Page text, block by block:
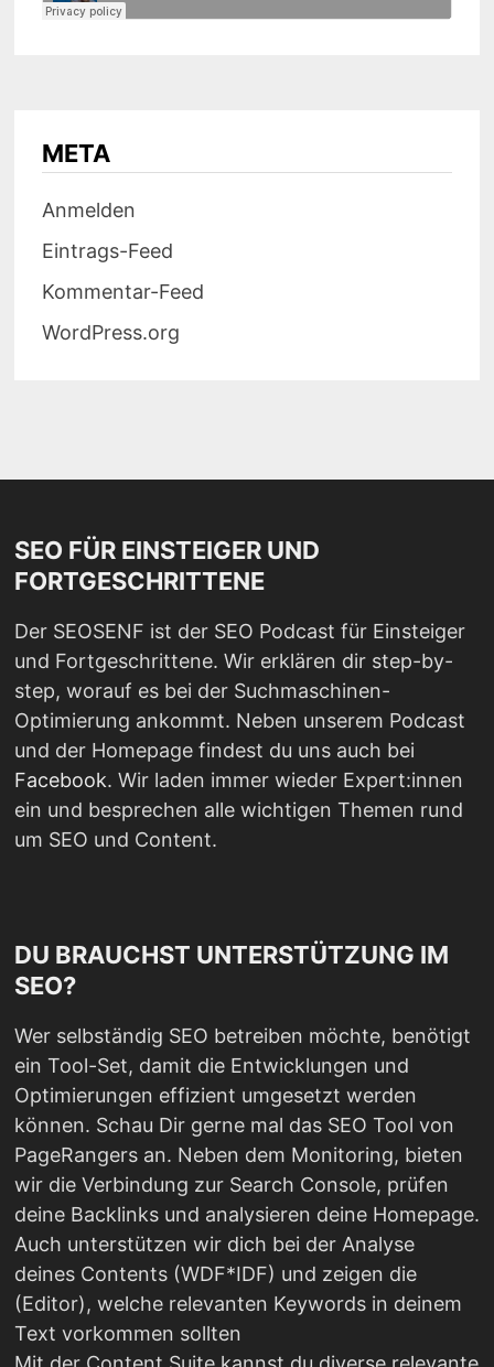
META
Anmelden
Eintrags-Feed
Kommentar-Feed
WordPress.org
SEO FÜR EINSTEIGER UND
FORTGESCHRITTENE
Der SEOSENF ist der SEO Podcast für Einsteiger
und Fortgeschrittene. Wir erklären dir step-by-
step, worauf es bei der Suchmaschinen-
Optimierung ankommt. Neben unserem Podcast
und der Homepage findest du uns auch bei
Facebook. Wir laden immer wieder Expert:innen
ein und besprechen alle wichtigen Themen rund
um SEO und Content.
DU BRAUCHST UNTERSTÜTZUNG IM
SEO?
Wer selbständig SEO betreiben möchte, benötigt
ein Tool-Set, damit die Entwicklungen und
Optimierungen effizient umgesetzt werden
können. Schau Dir gerne mal das SEO Tool von
PageRangers an. Neben dem Monitoring, bieten
wir die Verbindung zur Search Console, prüfen
deine Backlinks und analysieren deine Homepage.
Auch unterstützen wir dich bei der Analyse
deines Contents (WDF*IDF) und zeigen die
(Editor), welche relevanten Keywords in deinem
Text vorkommen sollten